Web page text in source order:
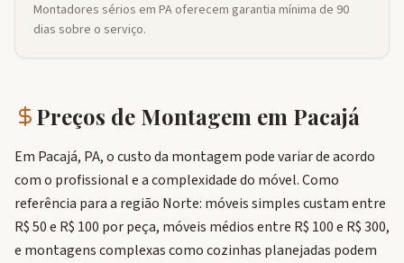
Montadores sérios em PA oferecem garantia mínima de 90
dias sobre o serviço.
Preços de Montagem em Pacajá
Em Pacajá, PA, o custo da montagem pode variar de acordo
com o profissional e a complexidade do móvel. Como
referência para a região Norte: móveis simples custam entre
R$ 50 e R$ 100 por peça, móveis médios entre R$ 100 e R$ 300,
e montagens complexas como cozinhas planejadas podem